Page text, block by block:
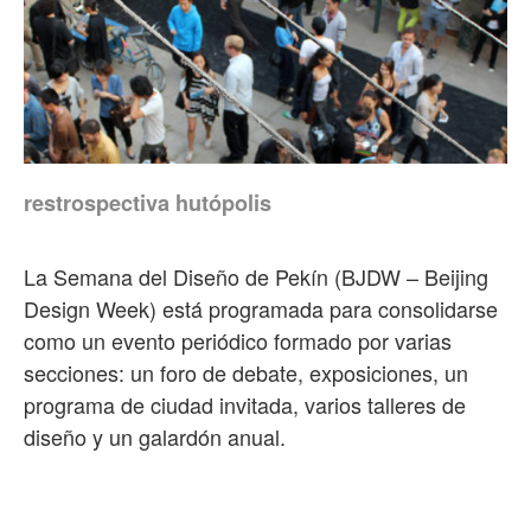
restrospectiva hutópolis
La Semana del Diseño de Pekín (BJDW – Beijing
Design Week) está programada para consolidarse
como un evento periódico formado por varias
secciones: un foro de debate, exposiciones, un
programa de ciudad invitada, varios talleres de
diseño y un galardón anual.